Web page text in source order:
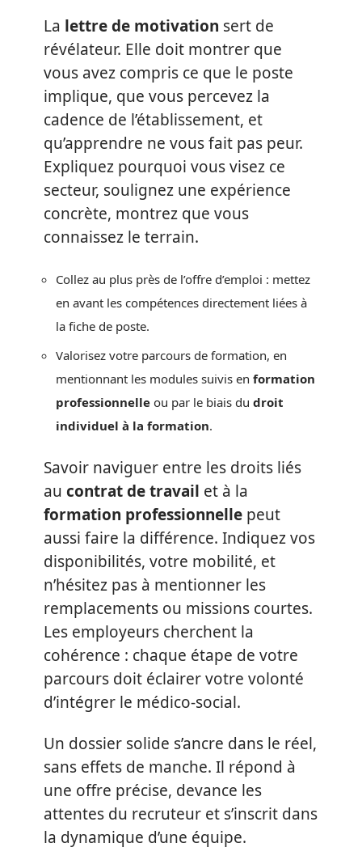
La lettre de motivation sert de
révélateur. Elle doit montrer que
vous avez compris ce que le poste
implique, que vous percevez la
cadence de l’établissement, et
qu’apprendre ne vous fait pas peur.
Expliquez pourquoi vous visez ce
secteur, soulignez une expérience
concrète, montrez que vous
connaissez le terrain.
Collez au plus près de l’offre d’emploi : mettez
en avant les compétences directement liées à
la fiche de poste.
Valorisez votre parcours de formation, en
mentionnant les modules suivis en formation
professionnelle ou par le biais du droit
individuel à la formation.
Savoir naviguer entre les droits liés
au contrat de travail et à la
formation professionnelle peut
aussi faire la différence. Indiquez vos
disponibilités, votre mobilité, et
n’hésitez pas à mentionner les
remplacements ou missions courtes.
Les employeurs cherchent la
cohérence : chaque étape de votre
parcours doit éclairer votre volonté
d’intégrer le médico-social.
Un dossier solide s’ancre dans le réel,
sans effets de manche. Il répond à
une offre précise, devance les
attentes du recruteur et s’inscrit dans
la dynamique d’une équipe.